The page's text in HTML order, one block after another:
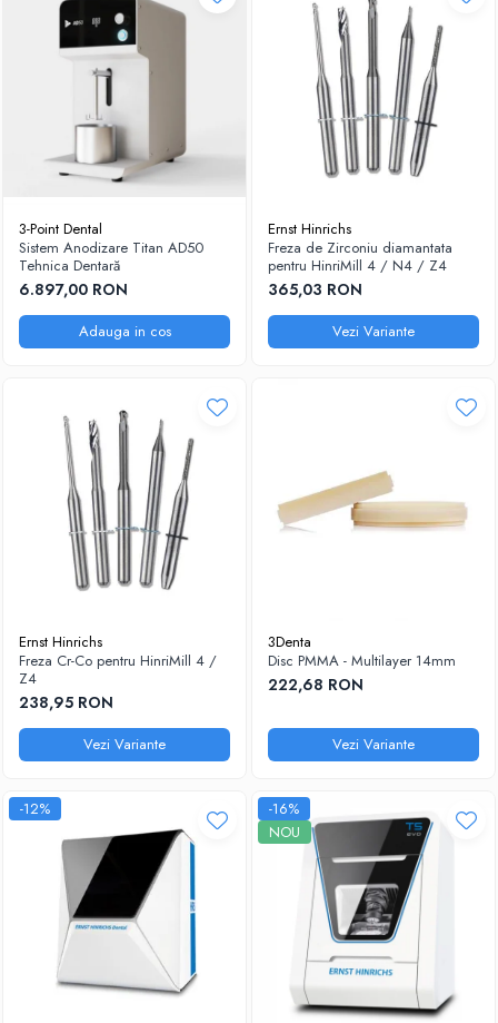
3-Point Dental
Sistem Anodizare Titan AD50
Tehnica Dentară
6.897,00 RON
Adauga in cos
Ernst Hinrichs
Freza de Zirconiu diamantata
pentru HinriMill 4 / N4 / Z4
365,03 RON
Vezi Variante
Ernst Hinrichs
Freza Cr-Co pentru HinriMill 4 /
Z4
238,95 RON
Vezi Variante
3Denta
Disc PMMA - Multilayer 14mm
222,68 RON
Vezi Variante
-12%
-16%
NOU